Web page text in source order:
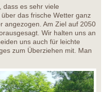
dass es sehr viele
das frische Wetter ganz
angezogen. Am Ziel auf 2050
Wir halten uns an
uns auch für leichte
zum Überziehen mit. Man